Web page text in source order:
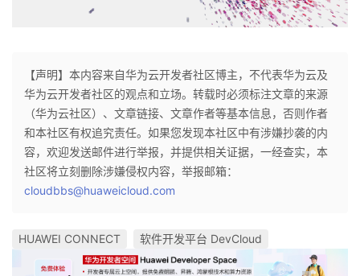
【声明】本内容来自华为云开发者社区博主，不代表华为云及
华为云开发者社区的观点和立场。转载时必须标注文章的来源
（华为云社区）、文章链接、文章作者等基本信息，否则作者
和本社区有权追究责任。如果您发现本社区中有涉嫌抄袭的内
容，欢迎发送邮件进行举报，并提供相关证据，一经查实，本
社区将立刻删除涉嫌侵权内容，举报邮箱：
cloudbbs@huaweicloud.com
HUAWEI CONNECT 软件开发平台 DevCloud